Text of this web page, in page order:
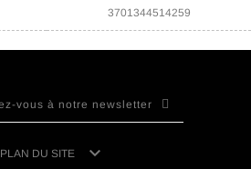
3701344514259
PLAN DU SITE 